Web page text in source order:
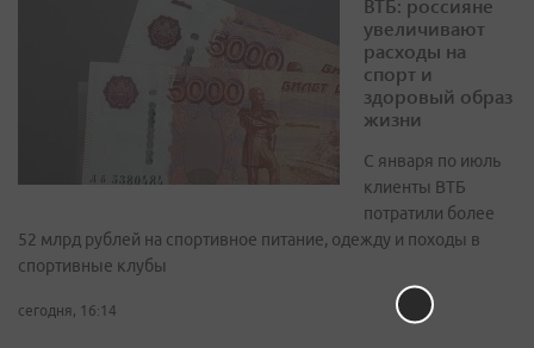
ВТБ: россияне
увеличивают
расходы на
спорт и
здоровый образ
жизни
С января по июль
клиенты ВТБ
потратили более
52 млрд рублей на спортивное питание, одежду и походы в
спортивные клубы
сегодня, 16:14